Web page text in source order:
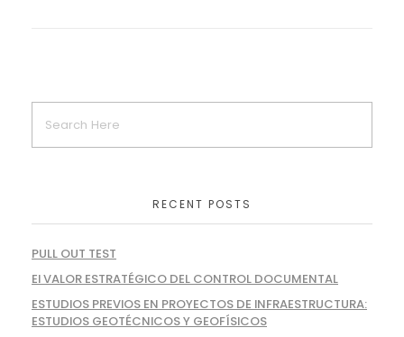
RECENT POSTS
PULL OUT TEST
El VALOR ESTRATÉGICO DEL CONTROL DOCUMENTAL
ESTUDIOS PREVIOS EN PROYECTOS DE INFRAESTRUCTURA:
ESTUDIOS GEOTÉCNICOS Y GEOFÍSICOS